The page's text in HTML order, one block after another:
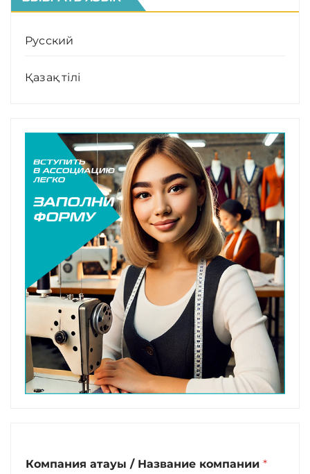
Русский
Қазақ тілі
Компания атауы / Название компании *